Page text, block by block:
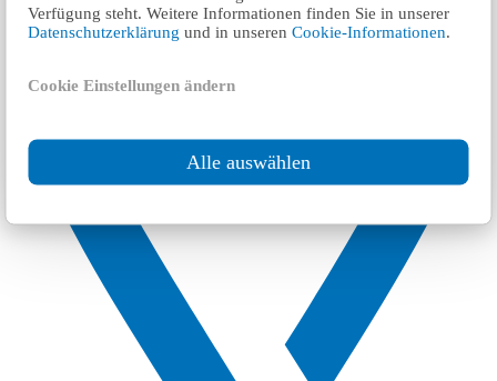
Verfügung steht. Weitere Informationen finden Sie in unserer
Datenschutzerklärungund in unserenCookie-Informationen.
Cookie Einstellungen ändern
Alle auswählen